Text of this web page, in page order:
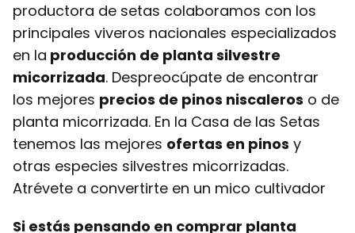
productora de setas colaboramos con los
principales viveros nacionales especializados
en la producción de planta silvestre
micorrizada. Despreocúpate de encontrar
los mejores precios de pinos niscaleros o de
planta micorrizada. En la Casa de las Setas
tenemos las mejores ofertas en pinos y
otras especies silvestres micorrizadas.
Atrévete a convertirte en un mico cultivador
Si estás pensando en comprar planta